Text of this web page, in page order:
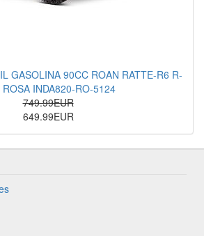
GASOLINA 90CC ROAN RATTE-R6 R-
ROSA INDA820-RO-5124
749.99EUR
649.99EUR